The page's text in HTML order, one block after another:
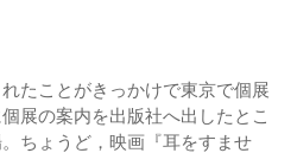
たことがきっかけで東京で個展
展の案内を出版社へ出したとこ
ちょうど，映画『耳をすませ